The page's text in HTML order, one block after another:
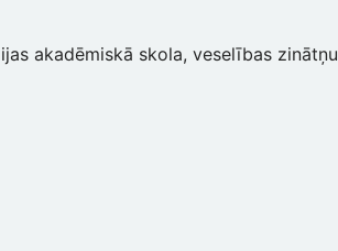
akadēmiskā skola, veselības zinātņu